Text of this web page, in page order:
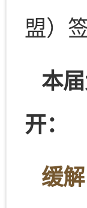
盟）
本
开：
缓